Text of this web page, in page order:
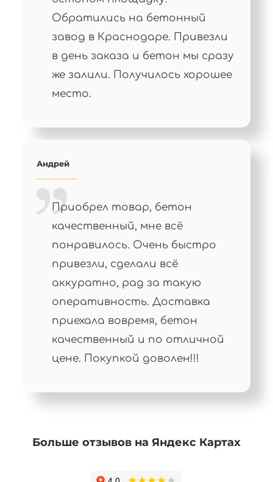
Обратились на бетонный
завод в Краснодаре. Привезли
в день заказа и бетон мы сразу
же залили. Получилось хорошее
место.
Андрей
Приобрел товар, бетон
качественный, мне всё
понравилось. Очень быстро
привезли, сделали всё
аккуратно, рад за такую
оперативность. Доставка
приехала вовремя, бетон
качественный и по отличной
цене. Покупкой доволен!!!
Больше отзывов на Яндекс Картах